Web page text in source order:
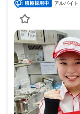
アルバイト